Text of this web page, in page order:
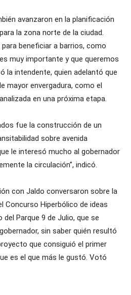
avanzaron en la planificación
la zona norte de la ciudad.
beneficiar a barrios, como
muy importante y que queremos
la intendente, quien adelantó que
mayor envergadura, como el
en una próxima etapa.
fue la construcción de un
sobre avenida
le interesó mucho al gobernador
la circulación”, indicó.
con Jaldo conversaron sobre la
Concurso Hiperbólico de ideas
Parque 9 de Julio, que se
sin saber quién resultó
que consiguió el primer
es el que más le gustó. Votó